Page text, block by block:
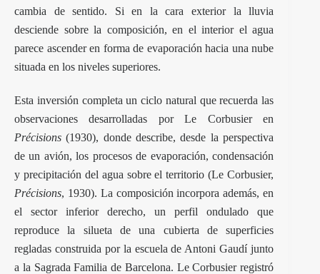
cambia de sentido. Si en la cara exterior la lluvia
desciende sobre la composición, en el interior el agua
parece ascender en forma de evaporación hacia una nube
situada en los niveles superiores.
Esta inversión completa un ciclo natural que recuerda las
observaciones desarrolladas por Le Corbusier en
Précisions (1930), donde describe, desde la perspectiva
de un avión, los procesos de evaporación, condensación
y precipitación del agua sobre el territorio (Le Corbusier,
Précisions, 1930). La composición incorpora además, en
el sector inferior derecho, un perfil ondulado que
reproduce la silueta de una cubierta de superficies
regladas construida por la escuela de Antoni Gaudí junto
a la Sagrada Familia de Barcelona. Le Corbusier registró